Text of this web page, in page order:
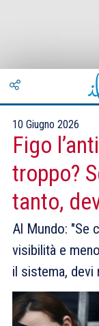
10 Giugno 2026
Figo
troppo?
tanto,
Al Mundo: "Se
visibilità e
il sistema, devi